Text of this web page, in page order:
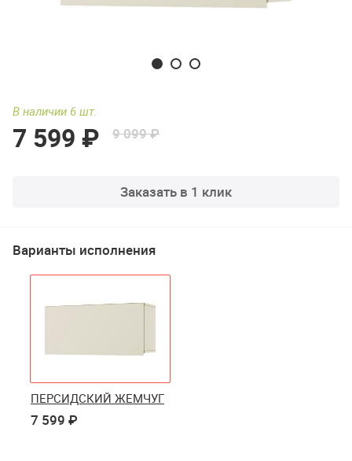
В наличии 6 шт.
7 599 ₽ 9 099 ₽
Заказать в 1 клик
Варианты исполнения
ПЕРСИДСКИЙ ЖЕМЧУГ
7 599 ₽